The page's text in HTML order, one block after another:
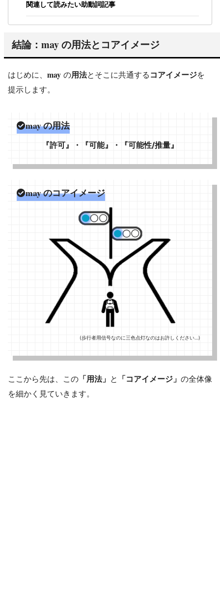
関連して読みたい助動詞記事
結論： may の用法とコアイメージ
はじめに、 may の用法とそこに共通する コアイメージを
提示します。
mayの用法
『許可』・『可能』・『可能性/推量』
mayのコアイメージ
(歩行者用信号なのに三色点灯なのはお許しください…)
ここから先は、この 「用法」 と 「コアイメージ」 の全体像
を細かく見ていきます。